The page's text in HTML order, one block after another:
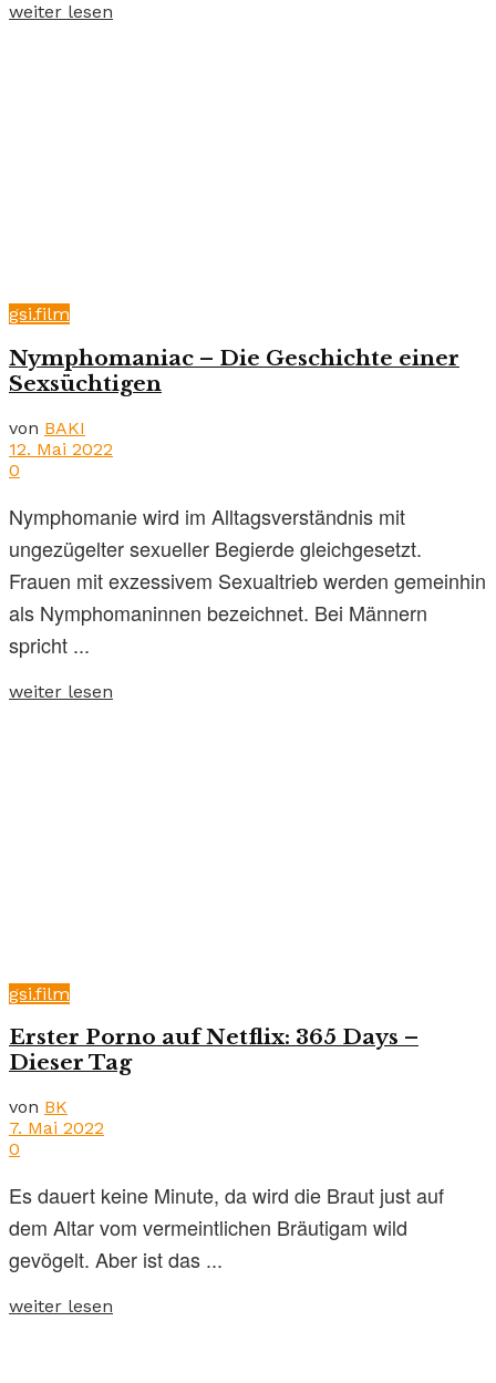
weiter lesen
gsi.film
Nymphomaniac – Die Geschichte einer
Sexsüchtigen
von BAKI
12. Mai 2022
0
Nymphomanie wird im Alltagsverständnis mit
ungezügelter sexueller Begierde gleichgesetzt.
Frauen mit exzessivem Sexualtrieb werden gemeinhin
als Nymphomaninnen bezeichnet. Bei Männern
spricht ...
weiter lesen
gsi.film
Erster Porno auf Netflix: 365 Days –
Dieser Tag
von BK
7. Mai 2022
0
Es dauert keine Minute, da wird die Braut just auf
dem Altar vom vermeintlichen Bräutigam wild
gevögelt. Aber ist das ...
weiter lesen